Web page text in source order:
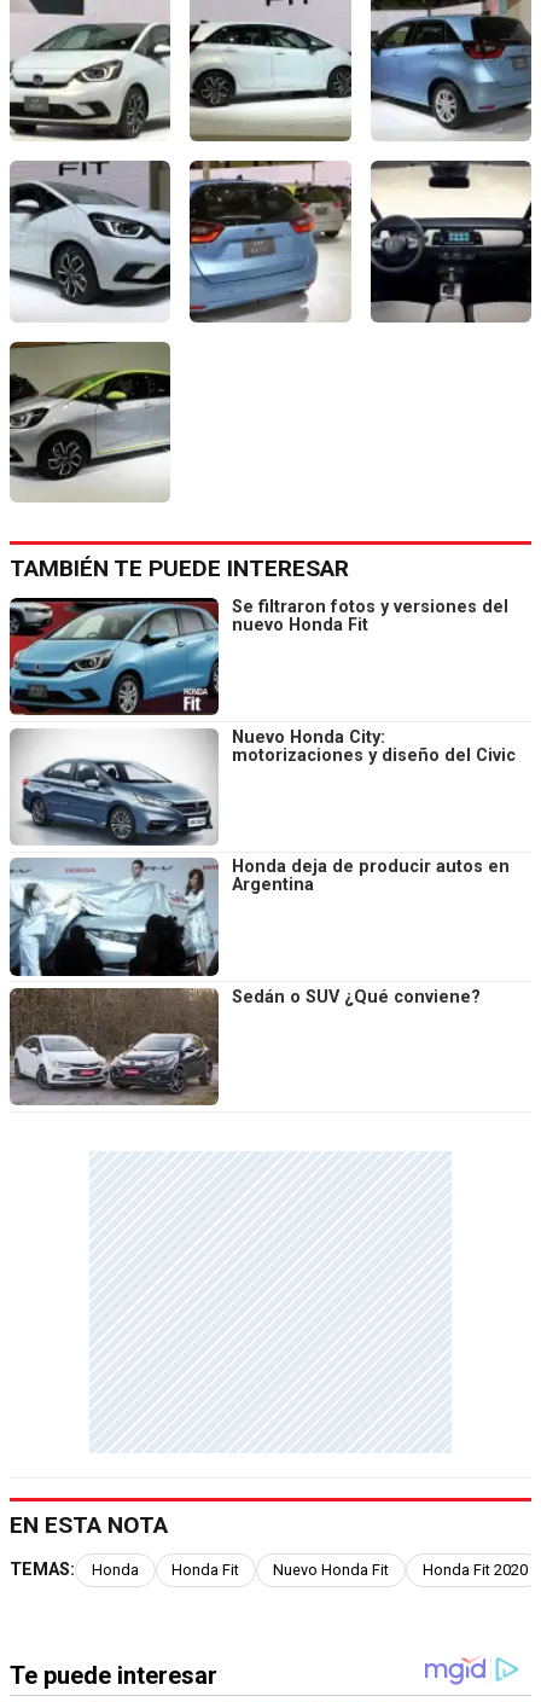
TAMBIÉN TE PUEDE INTERESAR
Se filtraron fotos y versiones del
nuevo Honda Fit
Nuevo Honda City:
motorizaciones y diseño del Civic
Honda deja de producir autos en
Argentina
Sedán o SUV ¿Qué conviene?
EN ESTA NOTA
TEMAS: Honda Honda Fit Nuevo Honda Fit Honda Fit 2020